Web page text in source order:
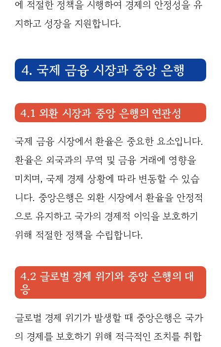
에 적절한 정책을 시행하여 경제의 안정성을 유
지하고 성장을 지원합니다.
4. 국제 금융 시장과 중앙 은행
4.1 외환 시장과 중앙 은행의 연관성
국제 금융 시장에서 환율은 중요한 요소입니다.
환율은 외국과의 무역 및 금융 거래에 영향을
미치며, 국제 경제 상황에 따라 변동할 수 있습
니다. 중앙은행은 외환 시장에서 환율을 안정적
으로 유지하고 국가의 경제적 이익을 보호하기
위해 적절한 정책을 수립합니다.
4.2 글로벌 경제 위기와 중앙 은행의 대
응
글로벌 경제 위기가 발생할 때 중앙은행은 국가
의 경제를 보호하기 위해 적극적인 조치를 취합